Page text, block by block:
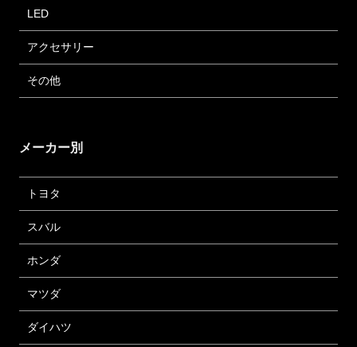
LED
アクセサリー
その他
メーカー別
トヨタ
スバル
ホンダ
マツダ
ダイハツ